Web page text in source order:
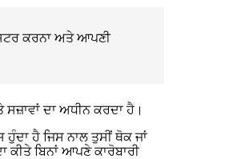
ਕਰਨਾ ਅਤੇ ਆਪਣੀ
ਸਜ਼ਾਵਾਂ ਦਾ ਅਧੀਨ ਕਰਦਾ ਹੈ।
ਹੁੰਦਾ ਹੈ ਜਿਸ ਨਾਲ ਤੁਸੀਂ ਥੋਕ ਜਾਂ
ਬਿਨਾਂ ਆਪਣੇ ਕਾਰੋਬਾਰੀ